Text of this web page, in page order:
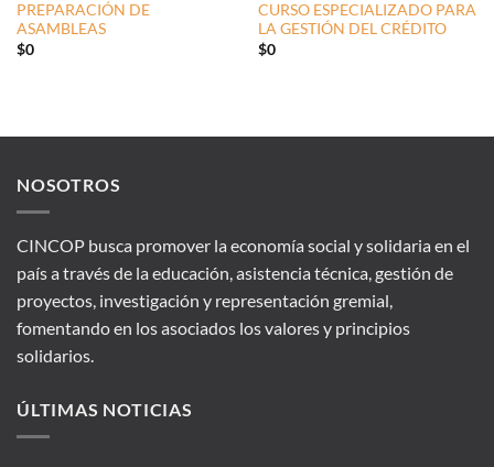
PREPARACIÓN DE
ASAMBLEAS
$0
CURSO ESPECIALIZADO PARA
LA GESTIÓN DEL CRÉDITO
$0
NOSOTROS
CINCOP busca promover la economía social y solidaria en el
país a través de la educación, asistencia técnica, gestión de
proyectos, investigación y representación gremial,
fomentando en los asociados los valores y principios
solidarios.
ÚLTIMAS NOTICIAS